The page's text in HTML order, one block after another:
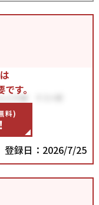
す。
料)
登録日：2026/7/25